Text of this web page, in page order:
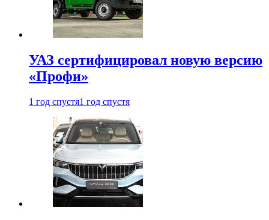
УАЗ сертифицировал новую версию
«Профи»
1 год спустя1 год спустя